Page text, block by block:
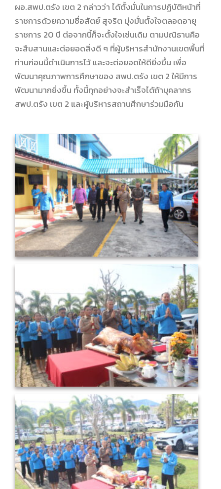
ผอ.สพป.ตรัง เขต 2 กล่าวว่า ได้ตั้งมั่นในการปฏิบัติหน้าที่
ราชการด้วยความซื่อสัตย์ สุจริต มุ่งมั่นตั้งใจตลอดอายุ
ราชการ 20 ปี ต่อจากนี้ก็จะตั้งใจเช่นเดิม ตามปณิธานคือ
จะสืบสานและต่อยอดสิ่งดี ๆ ที่ผู้บริหารสำนักงานเขตพื้นที่
ท่านก่อนนี้ดำเนินการไว้ และจะต่อยอดให้ดียิ่งขึ้น เพื่อ
พัฒนาคุณภาพการศึกษาของ สพป.ตรัง เขต 2 ให้มีการ
พัฒนามากยิ่งขึ้น ทั้งนี้ทุกอย่างจะสำเร็จได้ถ้าบุคลากร
สพป.ตรัง เขต 2 และผู้บริหารสถานศึกษาร่วมมือกัน